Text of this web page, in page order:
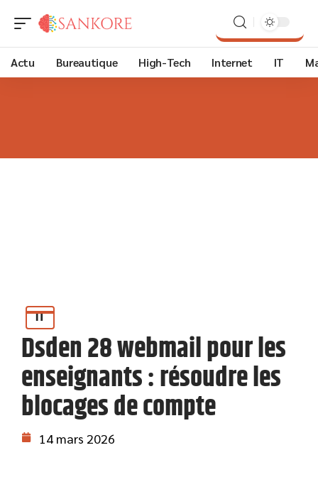
Actu Bureautique High-Tech Internet IT
IT
Dsden 28 webmail pour les
enseignants : résoudre les
blocages de compte
14 mars 2026